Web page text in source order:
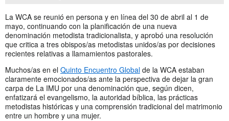
La WCA se reunió en persona y en línea del 30 de abril al 1 de
mayo, continuando con la planificación de una nueva
denominación metodista tradicionalista, y aprobó una resolución
que critica a tres obispos/as metodistas unidos/as por decisiones
recientes relativas a llamamientos pastorales.
Muchos/as en el Quinto Encuentro Global de la WCA estaban
claramente emocionados/as ante la perspectiva de dejar la gran
carpa de La IMU por una denominación que, según dicen,
enfatizará el evangelismo, la autoridad bíblica, las prácticas
metodistas históricas y una comprensión tradicional del matrimonio
entre un hombre y una mujer.